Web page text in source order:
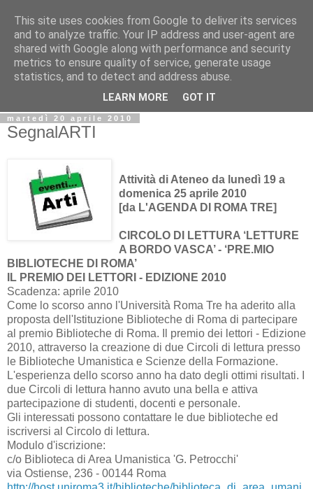
Biblio@rti in
Il Blog della Biblioteca di Area delle arti per condividere
informazioni iniziative incontri
martedì 20 aprile 2010
SegnalARTI
Attività di Ateneo da lunedì 19 a
domenica 25 aprile 2010
[da L'AGENDA DI ROMA TRE]
CIRCOLO DI LETTURA ‘LETTURE
A BORDO VASCA’ - ‘PRE.MIO
BIBLIOTECHE DI ROMA’
IL PREMIO DEI LETTORI - EDIZIONE 2010
Scadenza: aprile 2010
Come lo scorso anno l'Università Roma Tre ha aderito alla
proposta dell'Istituzione Biblioteche di Roma di partecipare
al premio Biblioteche di Roma. Il premio dei lettori - Edizione
2010, attraverso la creazione di due Circoli di lettura presso
le Biblioteche Umanistica e Scienze della Formazione.
L'esperienza dello scorso anno ha dato degli ottimi risultati. I
due Circoli di lettura hanno avuto una bella e attiva
partecipazione di studenti, docenti e personale.
Gli interessati possono contattare le due biblioteche ed
iscriversi al Circolo di lettura.
Modulo d'iscrizione:
c/o Biblioteca di Area Umanistica 'G. Petrocchi'
via Ostiense, 236 - 00144 Roma
This site uses cookies from Google to deliver its services
and to analyze traffic. Your IP address and user-agent are
shared with Google along with performance and security
metrics to ensure quality of service, generate usage
statistics, and to detect and address abuse.
LEARN MORE GOT IT